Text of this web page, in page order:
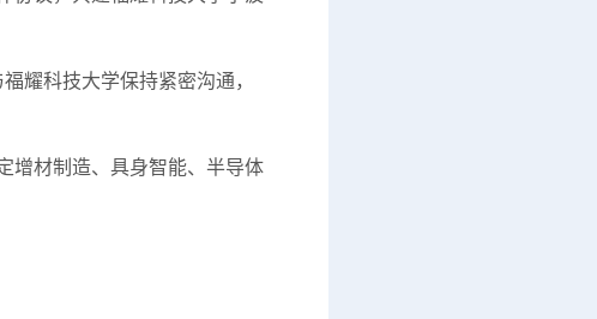
耀科技大学保持紧密沟通，
增材制造、具身智能、半导体